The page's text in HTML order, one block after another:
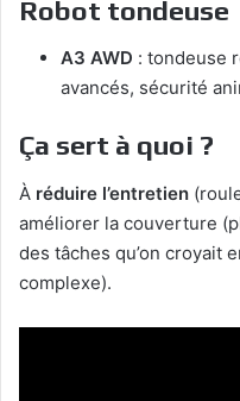
Robot tondeuse
A3 AWD : tondeuse
avancés, sécurité
Ça sert à quoi ?
À réduire l’entretien
améliorer la couverture
des tâches qu’on croyait
complexe).